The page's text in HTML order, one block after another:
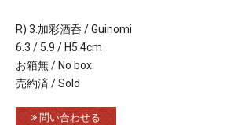
R) 3.加彩酒呑 / Guinomi
6.3 / 5.9 / H5.4cm
お箱無 / No box
売約済 / Sold
問い合わせる